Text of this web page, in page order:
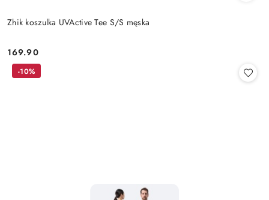
Zhik koszulka UVActive Tee S/S męska
Cena:
169.90
-10%